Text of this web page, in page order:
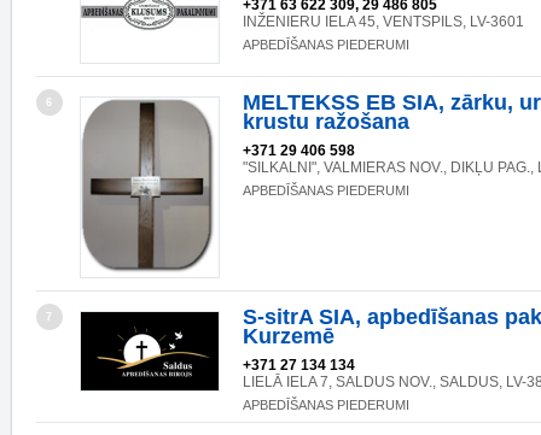
+371 63 622 309, 29 486 805
INŽENIERU IELA 45, VENTSPILS, LV-3601
APBEDĪŠANAS PIEDERUMI
6
MELTEKSS EB SIA, zārku,
krustu ražošana
+371 29 406 598
"SILKALNI", VALMIERAS NOV., DIKĻU PAG.,
APBEDĪŠANAS PIEDERUMI
7
S-sitrA SIA, apbedīšanas
Kurzemē
+371 27 134 134
LIELĀ IELA 7, SALDUS NOV., SALDUS, LV-
APBEDĪŠANAS PIEDERUMI